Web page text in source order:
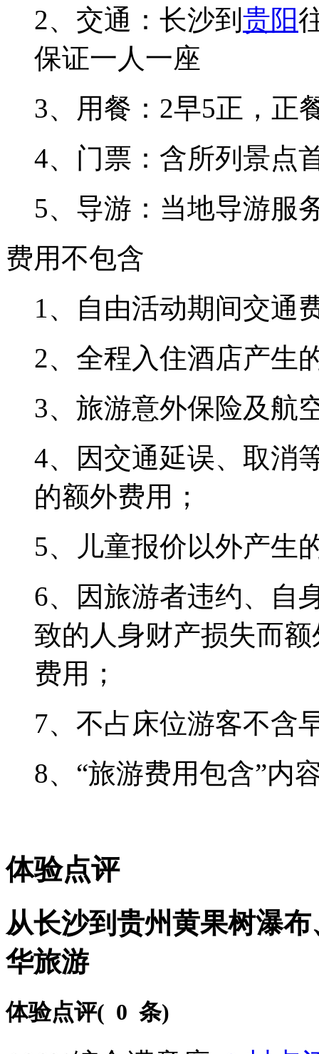
2、交通：长沙到 贵阳
保证一人一座
3、用餐：2早5正，正
4、门票：含所列景点
5、导游：当地导游服
费用不包含
1、自由活动期间交通
2、全程入住酒店产生
3、旅游意外保险及航
4、因交通延误、取消
的额外费用；
5、儿童报价以外产生
6、因旅游者违约、自
致的人身财产损失而
费用；
7、不占床位游客不含
8、“旅游费用包含”内
体验点评
从长沙到贵州黄果树瀑
华旅游
体验点评( 0 条)